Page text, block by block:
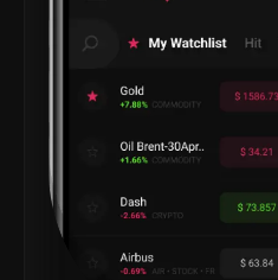
НАЧНИТЕ
Инвестиции